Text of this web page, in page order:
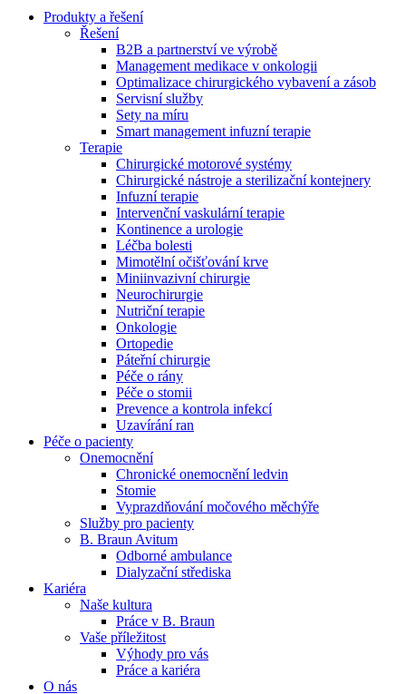
Produktový katalog​
Objevte naše produkty. Navštivte produktový katalog B.
Braun s našim kompletním produktovým portfoliem.
Odborné ambulance
Naše specializované ambulance jsou tu pro vás. Zvolte
specializaci a město, které potřebujete, a objednejte se do naší
ambulance.
Zůstaňte v dialogu s B. Braun. ​Kontaktujte nás.​
Produkty a řešení
Řešení
B2B a partnerství ve výrobě
Management medikace v onkologii
Optimalizace chirurgického vybavení a zásob
Servisní služby
Sety na míru
Smart management infuzní terapie​
Terapie
Chirurgické motorové systémy
Chirurgické nástroje a sterilizační kontejnery
Infuzní terapie
Intervenční vaskulární terapie
Kontinence a urologie
Léčba bolesti
Mimotělní očišťování krve
Miniinvazivní chirurgie
Neurochirurgie
Nutriční terapie
Onkologie
Ortopedie
Páteřní chirurgie
Péče o rány
Péče o stomii
Prevence a kontrola infekcí
Uzavírání ran
Péče o pacienty
Onemocnění
Chronické onemocnění ledvin
Stomie
Vyprazdňování močového měchýře
Služby pro pacienty
B. Braun Avitum
Odborné ambulance
Dialyzační střediska
Kariéra
Naše kultura
Práce v B. Braun
Vaše příležitost​
Výhody pro vás
Práce a kariéra
O nás